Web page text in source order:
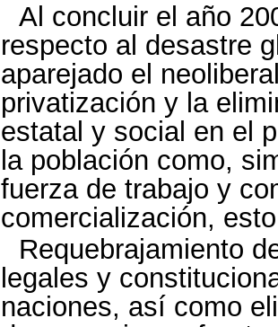
Al concluir el año
respecto al desastre
aparejado el
privatización y la
estatal y social en el
la población como,
fuerza de trabajo y
comercialización,
Requebrajamiento
legales y
naciones, así como